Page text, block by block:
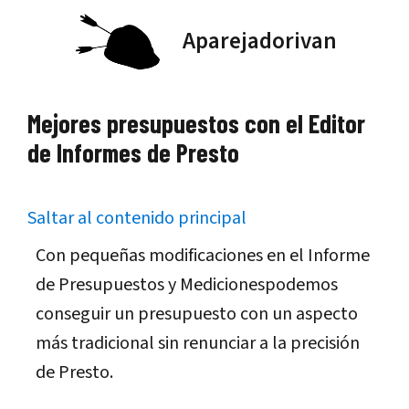
Aparejadorivan
Mejores presupuestos con el Editor
de Informes de Presto
Saltar al contenido principal
Con pequeñas modificaciones en el Informe
de Presupuestos y Medicionespodemos
conseguir un presupuesto con un aspecto
más tradicional sin renunciar a la precisión
de Presto.